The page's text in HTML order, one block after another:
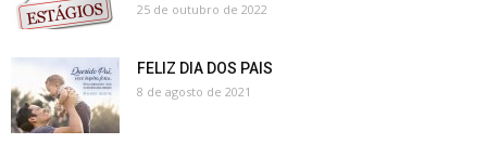
25 de outubro de 2022
FELIZ DIA DOS PAIS
8 de agosto de 2021